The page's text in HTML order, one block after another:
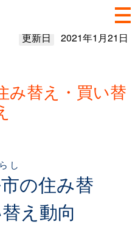
更新日 2021年1月21日
み替え・買い替
し
の住み替
え動向